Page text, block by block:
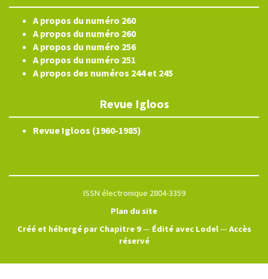
A propos du numéro 260
A propos du numéro 260
A propos du numéro 256
A propos du numéro 251
A propos des numéros 244 et 245
Revue Igloos
Revue Igloos (1960-1985)
ISSN électronique 2804-3359
Plan du site
Créé et hébergé par Chapitre 9— Édité avec Lodel— Accès
réservé